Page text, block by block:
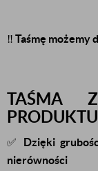
‼️ Taśmę możemy
TAŚMA
PRODUKTU
✅ Dzięki
nierówności